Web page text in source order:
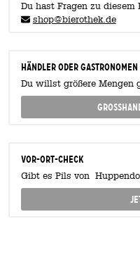
Du hast Fragen zu
shop@bierothek.de
Händler oder Gastronomen
Du willst größere Mengen
Vor-Ort-Check
Gibt es Pils von